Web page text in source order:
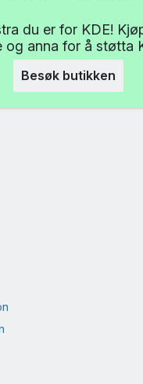
du er for KDE!
og anna for å støtta
Besøk butikken